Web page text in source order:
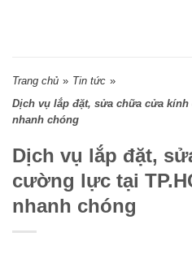
Trang chủ » Tin tức »
Dịch vụ lắp đặt, sửa chữa cửa
nhanh chóng
Dịch vụ lắp đặt,
cường lực tại
nhanh chóng